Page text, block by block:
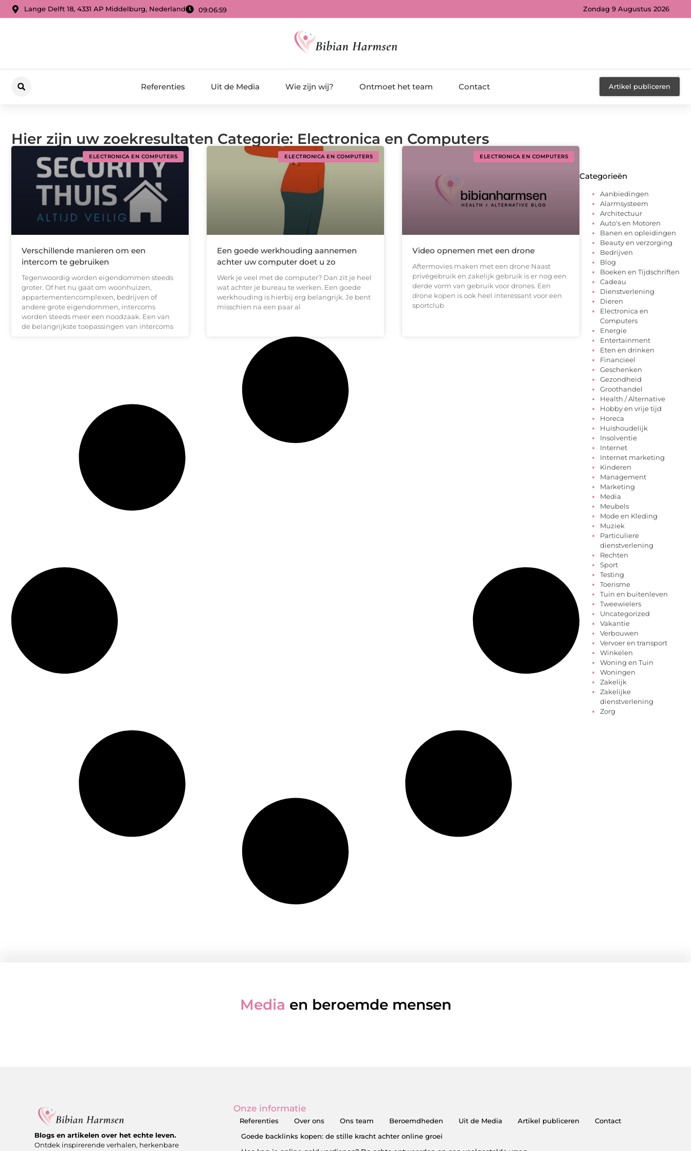
Lange Delft 18, 4331 AP Middelburg, Nederland 09:07:00 Zondag 9 Augustus 2026
Referenties Uit de Media Wie zijn wij? Ontmoet het team Contact Artikel publiceren
Hier zijn uw zoekresultaten Categorie: Electronica en Computers
ELECTRONICA EN COMPUTERS
Verschillende manieren om een
intercom te gebruiken
Tegenwoordig worden eigendommen steeds
groter. Of het nu gaat om woonhuizen,
appartementencomplexen, bedrijven of
andere grote eigendommen, intercoms
worden steeds meer een noodzaak. Een van
de belangrijkste toepassingen van intercoms
ELECTRONICA EN COMPUTERS
Een goede werkhouding aannemen
achter uw computer doet u zo
Werk je veel met de computer? Dan zit je heel
wat achter je bureau te werken. Een goede
werkhouding is hierbij erg belangrijk. Je bent
misschien na een paar al
ELECTRONICA EN COMPUTERS
Video opnemen met een drone
Aftermovies maken met een drone Naast
privégebruik en zakelijk gebruik is er nog een
derde vorm van gebruik voor drones. Een
drone kopen is ook heel interessant voor een
sportclub
Categorieën
Aanbiedingen
Alarmsysteem
Architectuur
Auto's en Motoren
Banen en opleidingen
Beauty en verzorging
Bedrijven
Blog
Boeken en Tijdschriften
Cadeau
Dienstverlening
Dieren
Electronica en
Computers
Energie
Entertainment
Eten en drinken
Financieel
Geschenken
Gezondheid
Groothandel
Health / Alternative
Hobby en vrije tijd
Horeca
Huishoudelijk
Insolventie
Internet
Internet marketing
Kinderen
Management
Marketing
Media
Meubels
Mode en Kleding
Muziek
Particuliere
dienstverlening
Rechten
Sport
Testing
Toerisme
Tuin en buitenleven
Tweewielers
Uncategorized
Vakantie
Verbouwen
Vervoer en transport
Winkelen
Woning en Tuin
Woningen
Zakelijk
Zakelijke
dienstverlening
Zorg
Media en beroemde mensen
Blogs en artikelen over het echte leven.
Ontdek inspirerende verhalen, herkenbare
Onze informatie
Referenties Over ons Ons team Beroemdheden Uit de Media Artikel publiceren
Contact
Goede backlinks kopen: de stille kracht achter online groei